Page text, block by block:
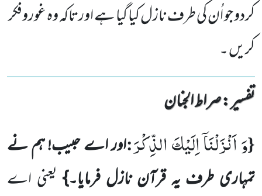
کردو جو اُن کی طرف نازل کیا گیا ہے اورتاکہ وہ غوروفکر
کریں ۔
تفسیر : ‎صراط الجنان
{وَ اَنْزَلْنَاۤ اِلَیْكَ الذِّكْرَ:اور اے حبیب! ہم نے
تمہاری طرف یہ قرآن نازل فرمایا۔} یعنی اے